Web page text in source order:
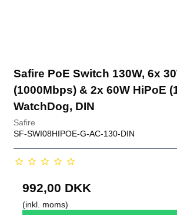
Safire PoE Switch 130W, 6x
(1000Mbps) & 2x 60W HiPoE
WatchDog, DIN
Safire
SF-SWI08HIPOE-G-AC-130-DIN
992,00 DKK
(inkl. moms)